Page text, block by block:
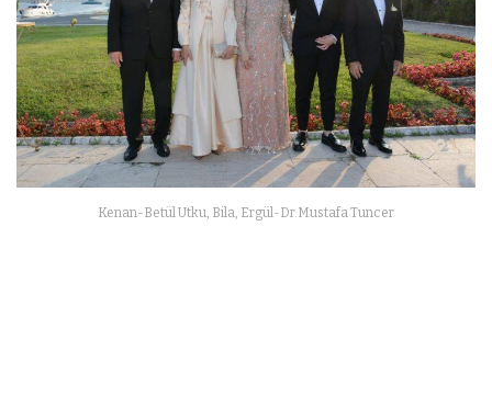
Kenan-Betül Utku, Bila, Ergül-Dr.Mustafa Tuncer